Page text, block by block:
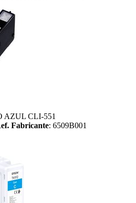
AZUL CLI-551
Fabricante: 6509B001